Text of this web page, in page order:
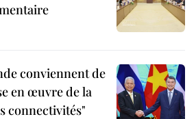
conviennent de
en œuvre de la
connectivités"